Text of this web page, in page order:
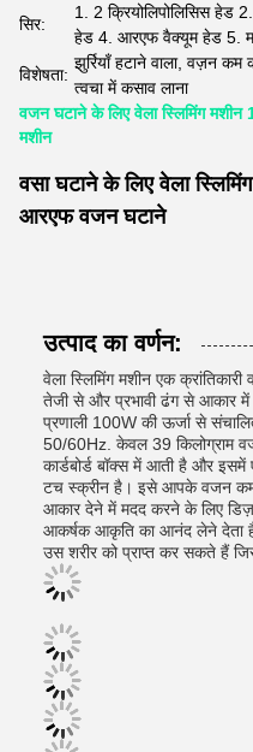
सिर:
1. 2 क्रियोलिपोलिसिस
हेड 4. आरएफ वैक्यूम हेड 5.
विशेषता:
झुर्रियाँ हटाने वाला, वज़न
त्वचा में कसाव लाना
वजन घटाने के लिए वेला स्लिमिंग
मशीन
वसा घटाने के लिए वेला
आरएफ वजन घटाने
उत्पाद का वर्णन:
वेला स्लिमिंग मशीन एक
तेजी से और प्रभावी ढंग से आकार
प्रणाली 100W की ऊर्जा से
50/60Hz. केवल 39 किलोग्राम
कार्डबोर्ड बॉक्स में आती है और
टच स्क्रीन है। इसे आपके वजन
आकार देने में मदद करने के लिए
आकर्षक आकृति का आनंद लेने देता
उस शरीर को प्राप्त कर सकते हैं